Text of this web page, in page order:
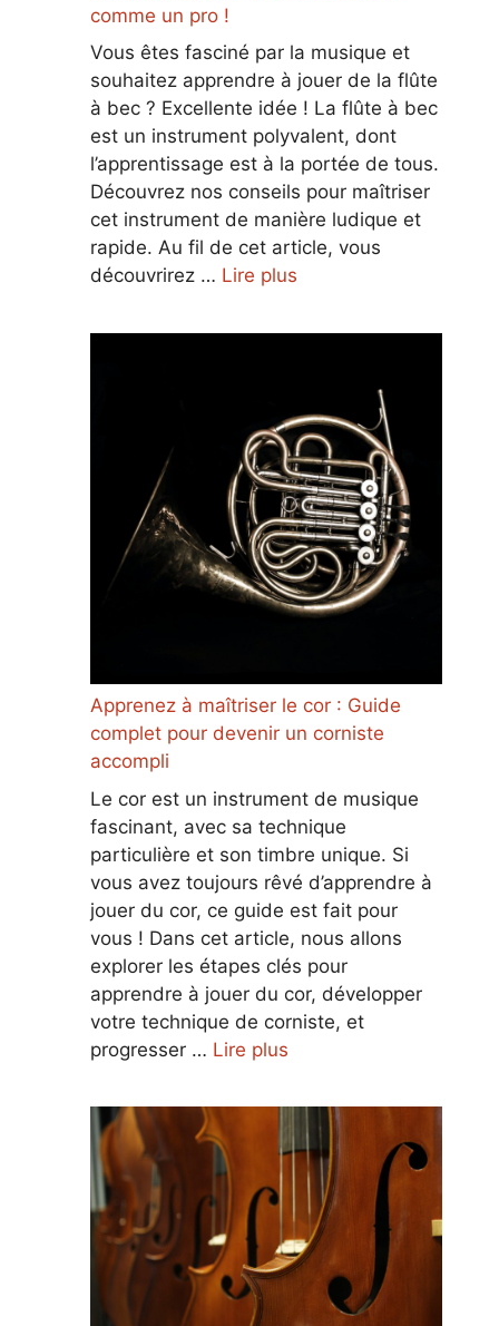
comme un pro !
Vous êtes fasciné par la musique et
souhaitez apprendre à jouer de la flûte
à bec ? Excellente idée ! La flûte à bec
est un instrument polyvalent, dont
l’apprentissage est à la portée de tous.
Découvrez nos conseils pour maîtriser
cet instrument de manière ludique et
rapide. Au fil de cet article, vous
découvrirez … Lire plus
Apprenez à maîtriser le cor : Guide
complet pour devenir un corniste
accompli
Le cor est un instrument de musique
fascinant, avec sa technique
particulière et son timbre unique. Si
vous avez toujours rêvé d’apprendre à
jouer du cor, ce guide est fait pour
vous ! Dans cet article, nous allons
explorer les étapes clés pour
apprendre à jouer du cor, développer
votre technique de corniste, et
progresser … Lire plus